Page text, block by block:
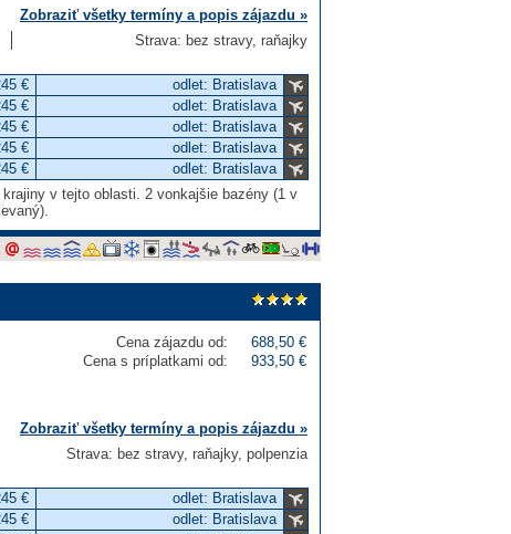
Zobraziť všetky termíny a popis zájazdu »
Strava: bez stravy, raňajky
€
odlet: Bratislava
€
odlet: Bratislava
€
odlet: Bratislava
€
odlet: Bratislava
€
odlet: Bratislava
v tejto oblasti. 2 vonkajšie bazény (1 v
Cena zájazdu od:
688,50 €
Cena s príplatkami od:
933,50 €
Zobraziť všetky termíny a popis zájazdu »
Strava: bez stravy, raňajky, polpenzia
€
odlet: Bratislava
€
odlet: Bratislava